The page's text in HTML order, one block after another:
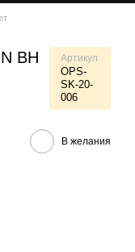
BH
Артикул
OPS-
SK-20-
006
В желания